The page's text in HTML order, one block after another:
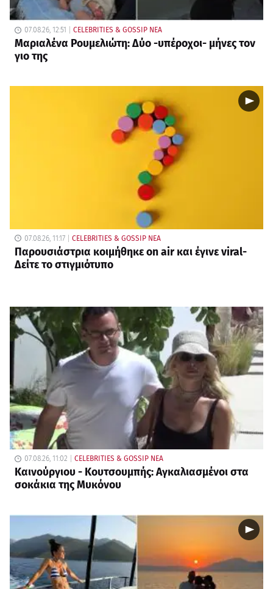
07.08.26, 12:51 CELEBRITIES & GOSSIP ΝΕΑ
Μαριαλένα Ρουμελιώτη: Δύο -υπέροχοι- μήνες τον
γιο της
07.08.26, 11:17 CELEBRITIES & GOSSIP ΝΕΑ
Παρουσιάστρια κοιμήθηκε on air και έγινε viral-
Δείτε το στιγμιότυπο
07.08.26, 11:02 CELEBRITIES & GOSSIP ΝΕΑ
Καινούργιου - Κουτσουμπής: Αγκαλιασμένοι στα
σοκάκια της Μυκόνου